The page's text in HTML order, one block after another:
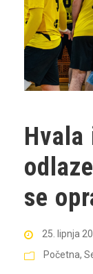
se
25. lipnja
Početna,